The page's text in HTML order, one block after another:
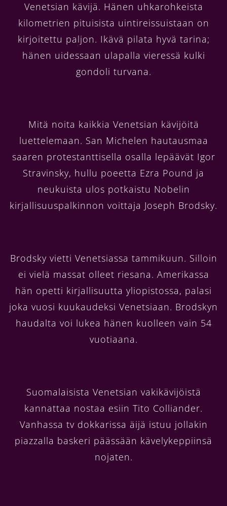
Venetsian kävijä. Hänen uhkarohkeista
kilometrien pituisista uintireissuistaan on
kirjoitettu paljon. Ikävä pilata hyvä tarina;
hänen uidessaan ulapalla vieressä kulki
gondoli turvana.
Mitä noita kaikkia Venetsian kävijöitä
luettelemaan. San Michelen hautausmaa
saaren protestanttisella osalla lepäävät Igor
Stravinsky, hullu poeetta Ezra Pound ja
neukuista ulos potkaistu Nobelin
kirjallisuuspalkinnon voittaja Joseph Brodsky.
Brodsky vietti Venetsiassa tammikuun. Silloin
ei vielä massat olleet riesana. Amerikassa
hän opetti kirjallisuutta yliopistossa, palasi
joka vuosi kuukaudeksi Venetsiaan. Brodskyn
haudalta voi lukea hänen kuolleen vain 54
vuotiaana.
Suomalaisista Venetsian vakikävijöistä
kannattaa nostaa esiin Tito Colliander.
Vanhassa tv dokkarissa äijä istuu jollakin
piazzalla baskeri päässään kävelykeppiinsä
nojaten.